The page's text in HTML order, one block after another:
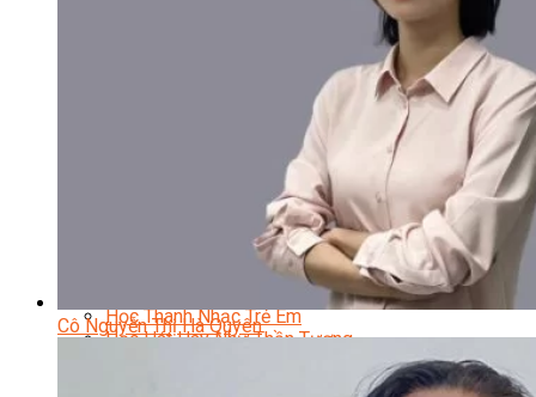
Học Electric Guitar (Guitar Điện)
Học Electric Guitar Cover
Học Đánh Trống Jazz
Học Thanh Nhạc Trẻ Em
Học Hát Hay Như Thần Tượng
Cô Nguyễn Thị Hà Quyên